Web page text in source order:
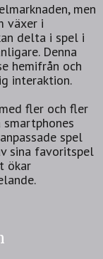
men
växer i
delta i spel i
Denna
hemifrån och
interaktion.
fler och fler
spel
sina favoritspel
ökar